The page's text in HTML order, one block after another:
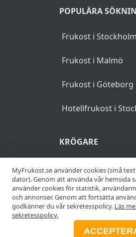
POPULÄRA
Frukost i Stockholm
Frukost i Malmö
Frukost i Göteborg
Hotellfrukost i
KRÖGARE
Anslut din
Add your
ANNONSERA
MyFrukost.se använder cookies (små
dator). Genom att använda vår hemsida
använder cookies för statistik,
och annonser. Genom att fortsätta
godkänner du vår sekretesspolicy. Läs
sekretesspolicy.